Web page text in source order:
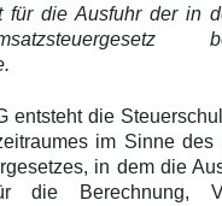
für die Ausfuhr der in
entsteht die
im Sinne
in dem die
die Berechnung,